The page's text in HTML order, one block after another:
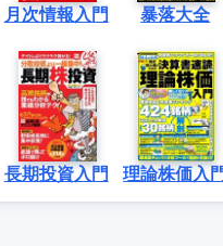
月次情報入門 暴落大全
長期投資入門 理論株価入